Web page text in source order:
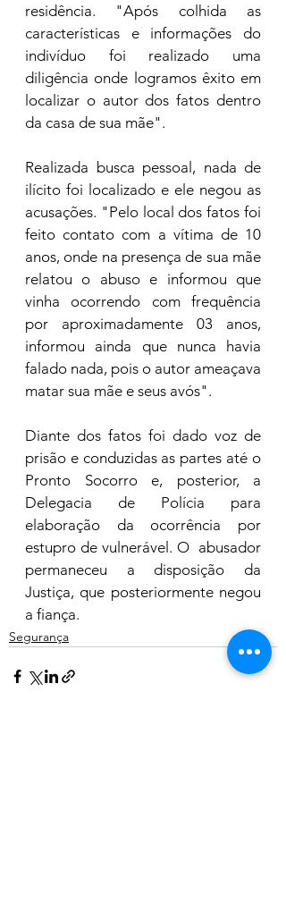
residência. "Após colhida as
características e informações do
indivíduo foi realizado uma
diligência onde logramos êxito em
localizar o autor dos fatos dentro
da casa de sua mãe".
Realizada busca pessoal, nada de
ilícito foi localizado e ele negou as
acusações. "Pelo local dos fatos foi
feito contato com a vítima de 10
anos, onde na presença de sua mãe
relatou o abuso e informou que
vinha ocorrendo com frequência
por aproximadamente 03 anos,
informou ainda que nunca havia
falado nada, pois o autor ameaçava
matar sua mãe e seus avós".
Diante dos fatos foi dado voz de
prisão e conduzidas as partes até o
Pronto Socorro e, posterior, a
Delegacia de Polícia para
elaboração da ocorrência por
estupro de vulnerável. O  abusador
permaneceu a disposição da
Justiça, que posteriormente negou
a fiança.
Segurança